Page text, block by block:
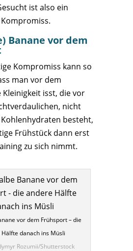
ist also ein
Banane vor dem
Kompromiss kann so
man vor dem
Kleinigkeit isst, die vor
nicht
besteht,
Frühstück dann erst
zu sich nimmt.
vor dem Frühsport – die
danach ins Müsli
Rozumii/Shutterstock